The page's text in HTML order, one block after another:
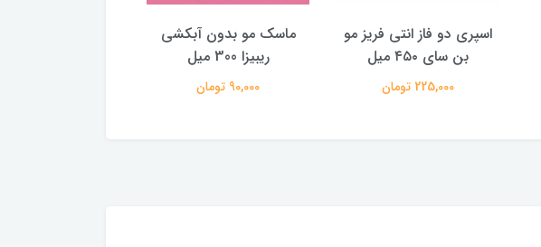
اسپری دو فاز انتی فریز مو
بن سای ۴۵۰ میل
225,000 تومان
ماسک مو بدون آبکشی
ریبیزا 300 میل
90,000 تومان